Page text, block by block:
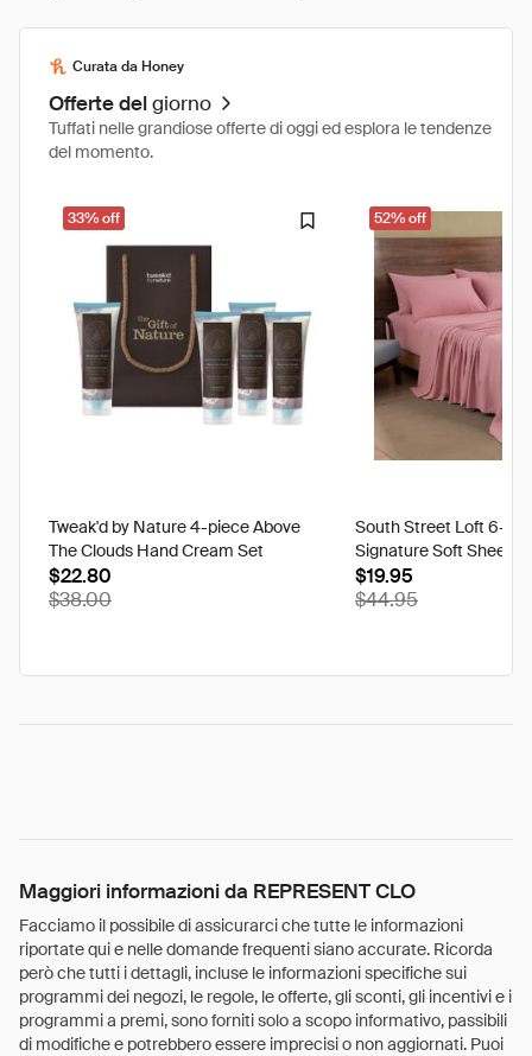
Curata da Honey
Offerte delgiorno
Tuffati nelle grandiose offerte di oggi ed esplora le tendenze
del momento.
33% off
Tweak'd by Nature 4-piece Above
The Clouds Hand Cream Set
$22.80
$38.00
52% off
South Street Loft 6-
Signature Soft Sheet
Ikat - Twin
$19.95
$44.95
Maggiori informazioni da REPRESENT CLO
Facciamo il possibile di assicurarci che tutte le informazioni
riportate qui e nelle domande frequenti siano accurate. Ricorda
però che tutti i dettagli, incluse le informazioni specifiche sui
programmi dei negozi, le regole, le offerte, gli sconti, gli incentivi e i
programmi a premi, sono forniti solo a scopo informativo, passibili
di modifiche e potrebbero essere imprecisi o non aggiornati. Puoi